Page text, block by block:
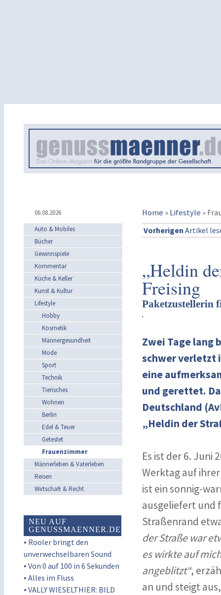
06.08.2026 Home »Lifestyle »
Auto & Mobiles
Bücher
Gewinnspiele
Kommentar
Küche & Keller
Kunst & Kultur
Lifestyle
Hobby
Kosmetik
Männergesundheit
Mode
Sport
Technik
Tierisches
Wohnen
Berlin
Edel & Teuer
Getestet
Frauenzimmer
Männerleben & Vaterleben
Reisen
Wirtschaft & Recht
NEU AUF
GENUSSMAENNER.DE
▪ Rooler bringt den
unverwechselbaren Sound
▪ Von 0 auf 100 in 6 Sekunden
▪ Alles im Fluss
▪ VALLY WIESELTHIER: BILD
Vorherigen Artikel
„Heldin
Freising
Paketzustellerin
Zwei Tage lang
schwer verletzt
eine
und gerettet.
Deutschland
„Heldin der
Es ist der 6. Juni
Werktag auf
ist ein sonnig-
ausgeliefert und
Straßenrand
der Straße war
es wirkte auf
angeblitzt“,
an und steigt